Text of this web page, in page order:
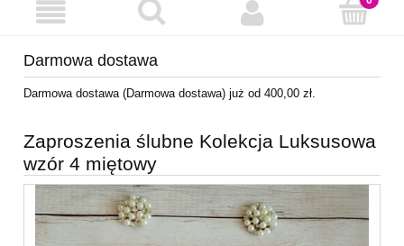
Darmowa dostawa
Darmowa dostawa (Darmowa dostawa) już od 400,00 zł.
Zaproszenia ślubne Kolekcja Luksusowa
wzór 4 miętowy